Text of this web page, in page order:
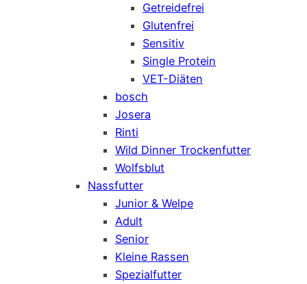
Getreidefrei
Glutenfrei
Sensitiv
Single Protein
VET-Diäten
bosch
Josera
Rinti
Wild Dinner Trockenfutter
Wolfsblut
Nassfutter
Junior & Welpe
Adult
Senior
Kleine Rassen
Spezialfutter